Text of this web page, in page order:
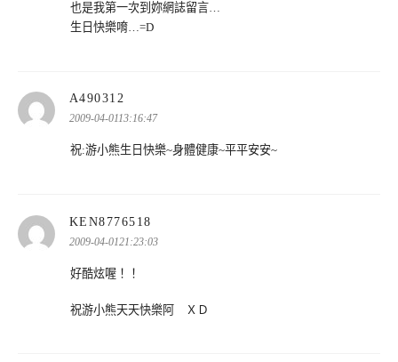
也是我第一次到妳網誌留言…
生日快樂唷…=D
A490312
示:
2009-04-0113:16:47
祝:游小熊生日快樂~身體健康~平平安安~
KEN8776518
示:
2009-04-0121:23:03
好酷炫喔！！
祝游小熊天天快樂阿 ＸＤ